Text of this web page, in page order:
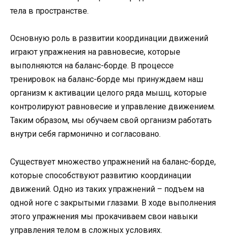
тела в пространстве.
Основную роль в развитии координации движений
играют упражнения на равновесие, которые
выполняются на баланс-борде. В процессе
тренировок на баланс-борде мы принуждаем наш
организм к активации целого ряда мышц, которые
контролируют равновесие и управление движением.
Таким образом, мы обучаем свой организм работать
внутри себя гармонично и согласовано.
Существует множество упражнений на баланс-борде,
которые способствуют развитию координации
движений. Одно из таких упражнений – подъем на
одной ноге с закрытыми глазами. В ходе выполнения
этого упражнения мы прокачиваем свои навыки
управления телом в сложных условиях.